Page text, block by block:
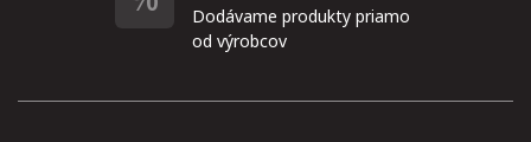
Dodávame produkty priamo
od výrobcov